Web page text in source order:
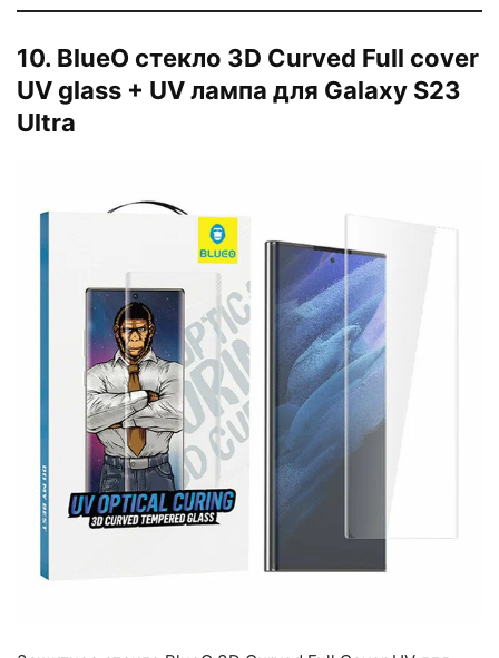
10. BlueO стекло 3D Curved Full cover
UV glass + UV лампа для Galaxy S23
Ultra